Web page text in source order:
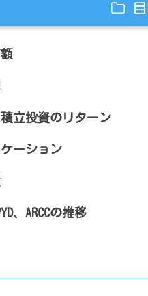
立投資のリターン
ーション
、ARCCの推移